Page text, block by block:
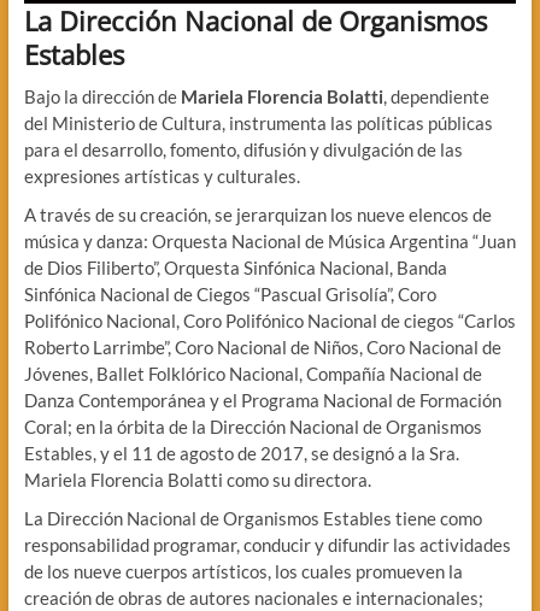
La Dirección Nacional de Organismos
Estables
Bajo la dirección de Mariela Florencia Bolatti, dependiente
del Ministerio de Cultura, instrumenta las políticas públicas
para el desarrollo, fomento, difusión y divulgación de las
expresiones artísticas y culturales.
A través de su creación, se jerarquizan los nueve elencos de
música y danza: Orquesta Nacional de Música Argentina “Juan
de Dios Filiberto”, Orquesta Sinfónica Nacional, Banda
Sinfónica Nacional de Ciegos “Pascual Grisolía”, Coro
Polifónico Nacional, Coro Polifónico Nacional de ciegos “Carlos
Roberto Larrimbe”, Coro Nacional de Niños, Coro Nacional de
Jóvenes, Ballet Folklórico Nacional, Compañía Nacional de
Danza Contemporánea y el Programa Nacional de Formación
Coral; en la órbita de la Dirección Nacional de Organismos
Estables, y el 11 de agosto de 2017, se designó a la Sra.
Mariela Florencia Bolatti como su directora.
La Dirección Nacional de Organismos Estables tiene como
responsabilidad programar, conducir y difundir las actividades
de los nueve cuerpos artísticos, los cuales promueven la
creación de obras de autores nacionales e internacionales;